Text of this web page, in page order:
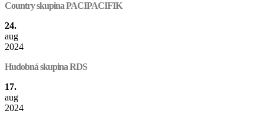
Country skupina PACIPACIFIK
24.
aug
2024
Hudobná skupina RDS
17.
aug
2024